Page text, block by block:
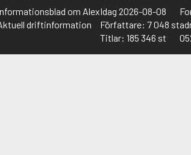
om Alex
driftinformation
Idag 2026-08-08
Författare: 7 048 st
Titlar: 185 346 st